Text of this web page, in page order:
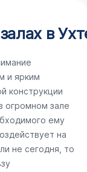
в
и ярким
конструкции
огромном зале
ему
на
не сегодня, то